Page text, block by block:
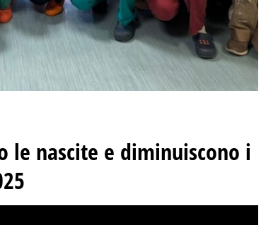
le nascite e diminuiscono i